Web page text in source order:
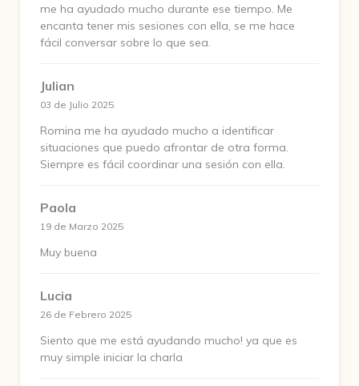
me ha ayudado mucho durante ese tiempo. Me
encanta tener mis sesiones con ella, se me hace
fácil conversar sobre lo que sea.
Julian
03 de Julio 2025
Romina me ha ayudado mucho a identificar
situaciones que puedo afrontar de otra forma.
Siempre es fácil coordinar una sesión con ella.
Paola
19 de Marzo 2025
Muy buena
Lucia
26 de Febrero 2025
Siento que me está ayudando mucho! ya que es
muy simple iniciar la charla